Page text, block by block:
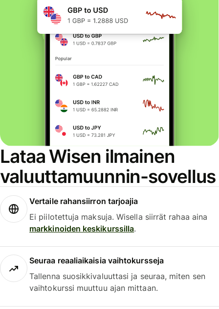
Lataa Wisen ilmainen
valuuttamuunnin-sovellus
Vertaile rahansiirron tarjoajia
Ei piilotettuja maksuja. Wisella siirrät rahaa aina
markkinoiden keskikurssilla.
Seuraa reaaliaikaisia vaihtokursseja
Tallenna suosikkivaluuttasi ja seuraa, miten sen
vaihtokurssi muuttuu ajan mittaan.